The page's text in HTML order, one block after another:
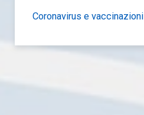
Coronavirus e vaccinazioni